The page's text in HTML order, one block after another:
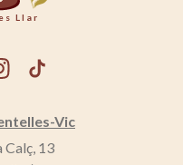
Llar
Vic
Calç, 13